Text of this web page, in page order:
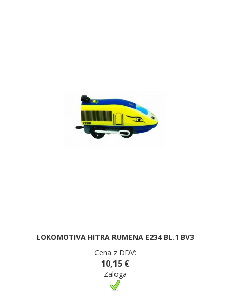
LOKOMOTIVA HITRA RUMENA E234 BL.1 BV3
Cena z DDV:
10,15 €
Zaloga